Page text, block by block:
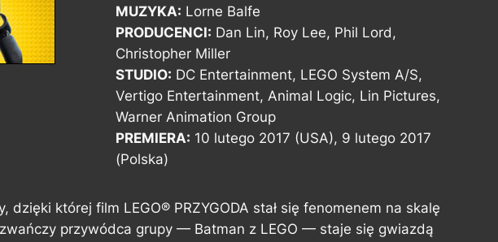
MUZYKA: Lorne Balfe
PRODUCENCI: Dan Lin, Roy Lee, Phil Lord,
Christopher Miller
STUDIO: DC Entertainment, LEGO System A/S,
Vertigo Entertainment, Animal Logic, Lin Pictures,
Warner Animation Group
PREMIERA: 10 lutego 2017 (USA), 9 lutego 2017
(Polska)
dzięki której film LEGO® PRZYGODA stał się fenomenem na skalę
przywódca grupy — Batman z LEGO — staje się gwiazdą